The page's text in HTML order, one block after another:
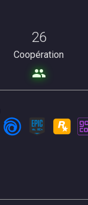
26
Coopération